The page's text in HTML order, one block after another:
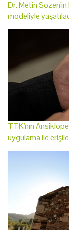
Dr. Metin Sözen'in
modeliyle
TTK'nın
uygulama ile